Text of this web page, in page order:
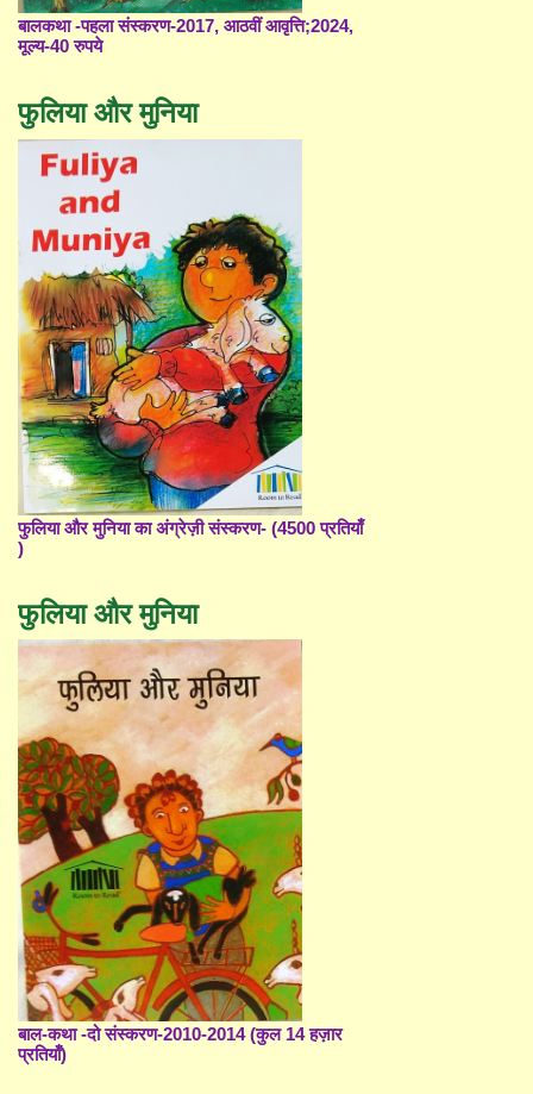
बालकथा -पहला संस्करण-2017, आठवीं आवृत्ति;2024,
मूल्य-40 रुपये
फुलिया और मुनिया
फुलिया और मुनिया का अंग्रेज़ी संस्करण- (4500 प्रतियाँ
)
फुलिया और मुनिया
बाल-कथा -दो संस्करण-2010-2014 (कुल 14 हज़ार
प्रतियाँ)